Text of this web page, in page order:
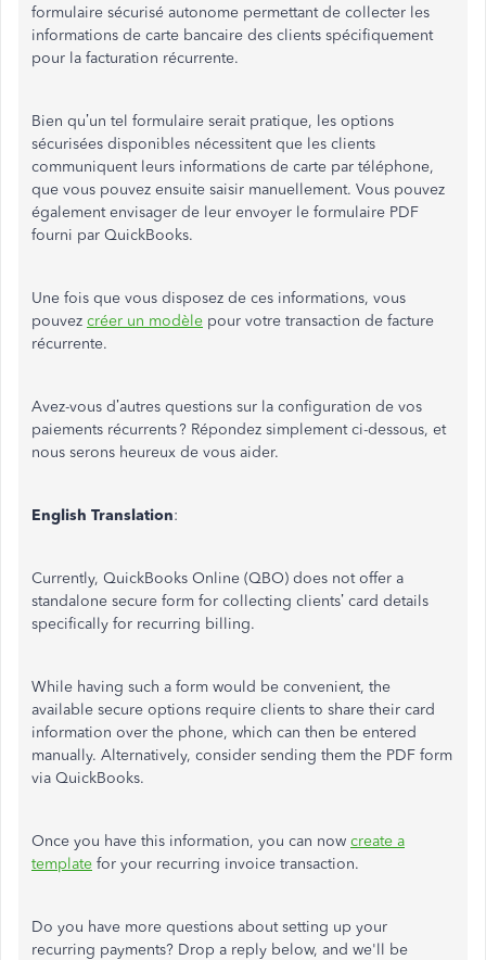
formulaire sécurisé autonome permettant de collecter les
informations de carte bancaire des clients spécifiquement
pour la facturation récurrente.
Bien qu’un tel formulaire serait pratique, les options
sécurisées disponibles nécessitent que les clients
communiquent leurs informations de carte par téléphone,
que vous pouvez ensuite saisir manuellement. Vous pouvez
également envisager de leur envoyer le formulaire PDF
fourni par QuickBooks.
Une fois que vous disposez de ces informations, vous
pouvez créer un modèle pour votre transaction de facture
récurrente.
Avez-vous d’autres questions sur la configuration de vos
paiements récurrents ? Répondez simplement ci-dessous, et
nous serons heureux de vous aider.
English Translation:
Currently, QuickBooks Online (QBO) does not offer a
standalone secure form for collecting clients’ card details
specifically for recurring billing.
While having such a form would be convenient, the
available secure options require clients to share their card
information over the phone, which can then be entered
manually. Alternatively, consider sending them the PDF form
via QuickBooks.
Once you have this information, you can now create a
template for your recurring invoice transaction.
Do you have more questions about setting up your
recurring payments? Drop a reply below, and we'll be